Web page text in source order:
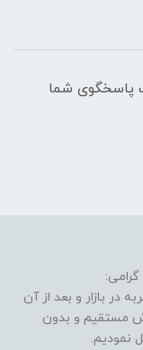
،از ساعت 9 صبح تا 9 شب پاسخگوی شما
بازار و بعد از آن
مستقیم و بدون
نمودیم.